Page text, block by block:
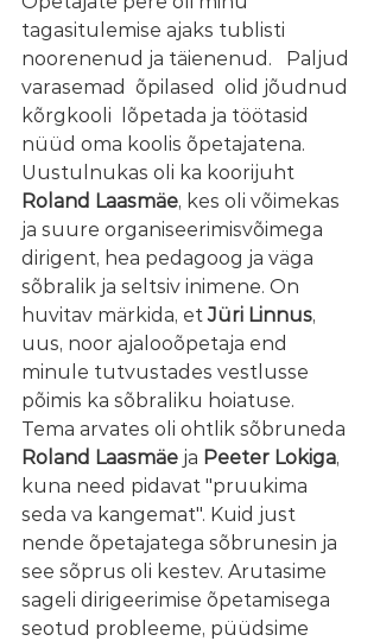
tagasitulemise ajaks tublisti
noorenenud ja täienenud.   Paljud
varasemad  õpilased  olid jõudnud
kõrgkooli  lõpetada ja töötasid
nüüd oma koolis õpetajatena.
Uustulnukas oli ka koorijuht
Roland Laasmäe, kes oli võimekas
ja suure organiseerimisvõimega
dirigent, hea pedagoog ja väga
sõbralik ja seltsiv inimene. On
huvitav märkida, et Jüri Linnus,
uus, noor ajalooõpetaja end
minule tutvustades vestlusse
põimis ka sõbraliku hoiatuse.
Tema arvates oli ohtlik sõbruneda
Roland Laasmäe ja Peeter Lokiga,
kuna need pidavat "pruukima
seda va kangemat". Kuid just
nende õpetajatega sõbrunesin ja
see sõprus oli kestev. Arutasime
sageli dirigeerimise õpetamisega
seotud probleeme, püüdsime